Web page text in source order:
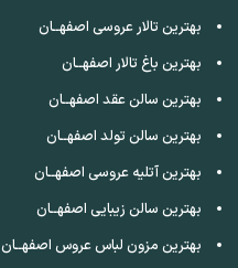
بهترین تالار عروسی اصفهــان
بهترین باغ تالار اصفهــان
بهترین سالن عقد اصفهــان
بهترین سالن تولد اصفهــان
بهترین آتلیه عروسی اصفهــان
بهترین سالن زیبایی اصفهــان
بهترین مزون لباس عروس اصفهــان